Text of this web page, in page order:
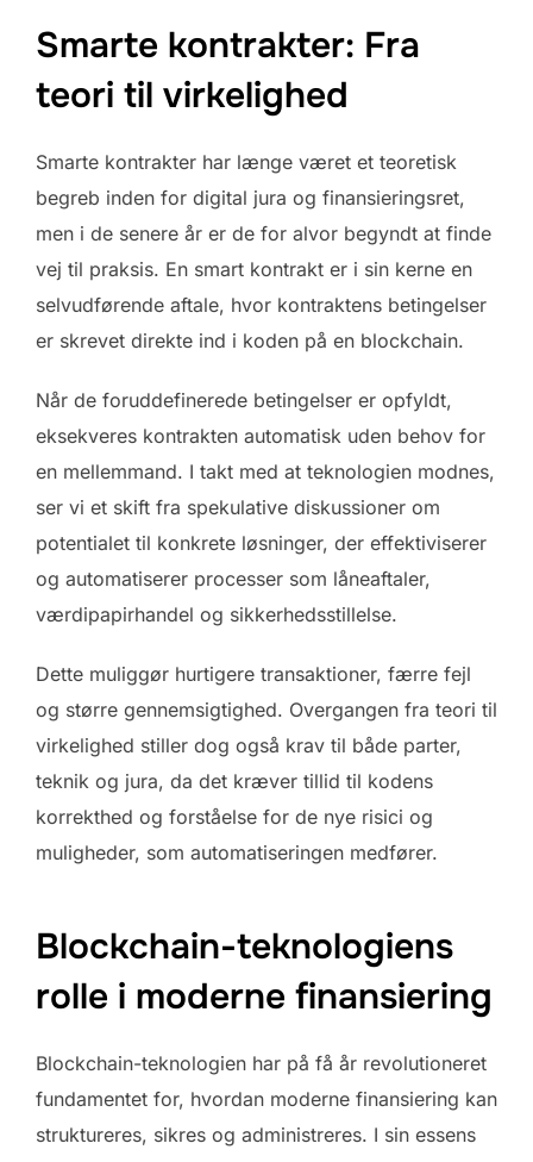
Smarte kontrakter: Fra
teori til virkelighed
Smarte kontrakter har længe været et teoretisk
begreb inden for digital jura og finansieringsret,
men i de senere år er de for alvor begyndt at finde
vej til praksis. En smart kontrakt er i sin kerne en
selvudførende aftale, hvor kontraktens betingelser
er skrevet direkte ind i koden på en blockchain.
Når de foruddefinerede betingelser er opfyldt,
eksekveres kontrakten automatisk uden behov for
en mellemmand. I takt med at teknologien modnes,
ser vi et skift fra spekulative diskussioner om
potentialet til konkrete løsninger, der effektiviserer
og automatiserer processer som låneaftaler,
værdipapirhandel og sikkerhedsstillelse.
Dette muliggør hurtigere transaktioner, færre fejl
og større gennemsigtighed. Overgangen fra teori til
virkelighed stiller dog også krav til både parter,
teknik og jura, da det kræver tillid til kodens
korrekthed og forståelse for de nye risici og
muligheder, som automatiseringen medfører.
Blockchain-teknologiens
rolle i moderne finansiering
Blockchain-teknologien har på få år revolutioneret
fundamentet for, hvordan moderne finansiering kan
struktureres, sikres og administreres. I sin essens